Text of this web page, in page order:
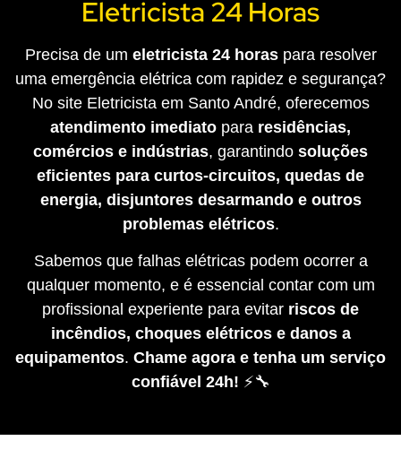
Eletricista 24 Horas
Precisa de um eletricista 24 horaspara resolver
uma emergência elétrica com rapidez e segurança?
No site Eletricista em Santo André, oferecemos
atendimento imediato para residências,
comércios e indústrias, garantindo soluções
eficientes para curtos-circuitos, quedas de
energia, disjuntores desarmando e outros
problemas elétricos.
Sabemos que falhas elétricas podem ocorrer a
qualquer momento, e é essencial contar com um
profissional experiente para evitar riscos de
incêndios, choques elétricos e danos a
equipamentos. Chame agora e tenha um serviço
confiável 24h! ⚡🔧